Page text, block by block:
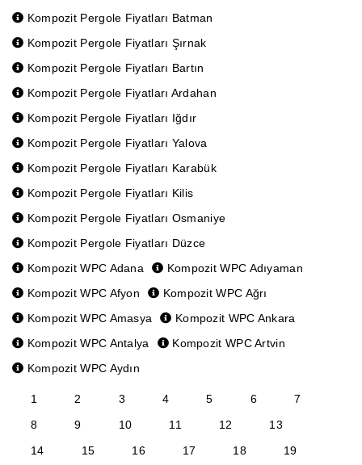
Kompozit Pergole Fiyatları Batman
Kompozit Pergole Fiyatları Şırnak
Kompozit Pergole Fiyatları Bartın
Kompozit Pergole Fiyatları Ardahan
Kompozit Pergole Fiyatları Iğdır
Kompozit Pergole Fiyatları Yalova
Kompozit Pergole Fiyatları Karabük
Kompozit Pergole Fiyatları Kilis
Kompozit Pergole Fiyatları Osmaniye
Kompozit Pergole Fiyatları Düzce
Kompozit WPC Adana
Kompozit WPC Adıyaman
Kompozit WPC Afyon
Kompozit WPC Ağrı
Kompozit WPC Amasya
Kompozit WPC Ankara
Kompozit WPC Antalya
Kompozit WPC Artvin
Kompozit WPC Aydın
1 2 3 4 5 6
7
8
9 10 11 12
13
14
15 16 17 18
19